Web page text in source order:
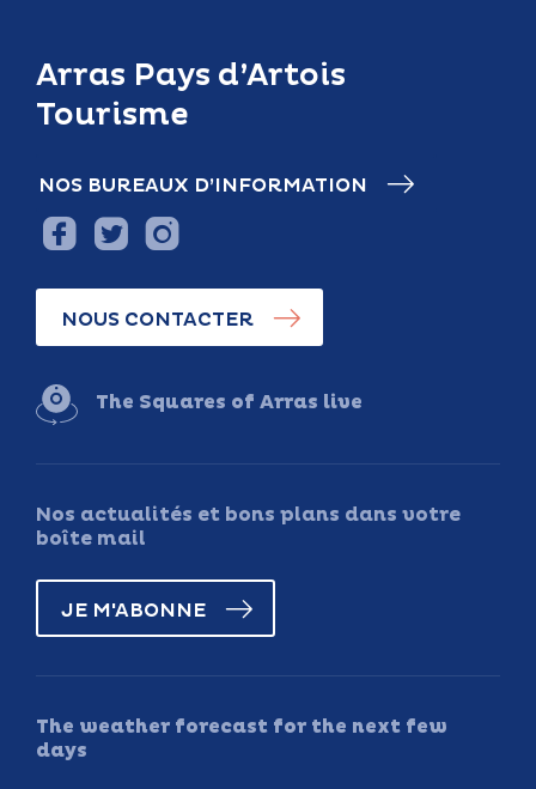
Arras Pays d’Artois
Tourisme
NOS BUREAUX D’INFORMATION
NOUS CONTACTER
The Squares of Arras live
Nos actualités et bons plans dans votre
boîte mail
JE M'ABONNE
The weather forecast for the next few
days